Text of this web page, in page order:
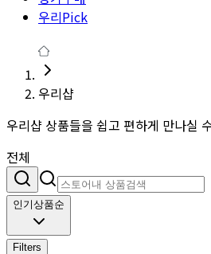
우리Pick
우리샵
우리샵 상품들을 쉽고 편하게 만나실
전체
인기상품순
Filters